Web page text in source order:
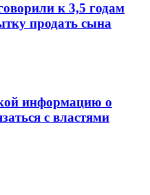
к 3,5 годам
продать сына
информацию о
с властями